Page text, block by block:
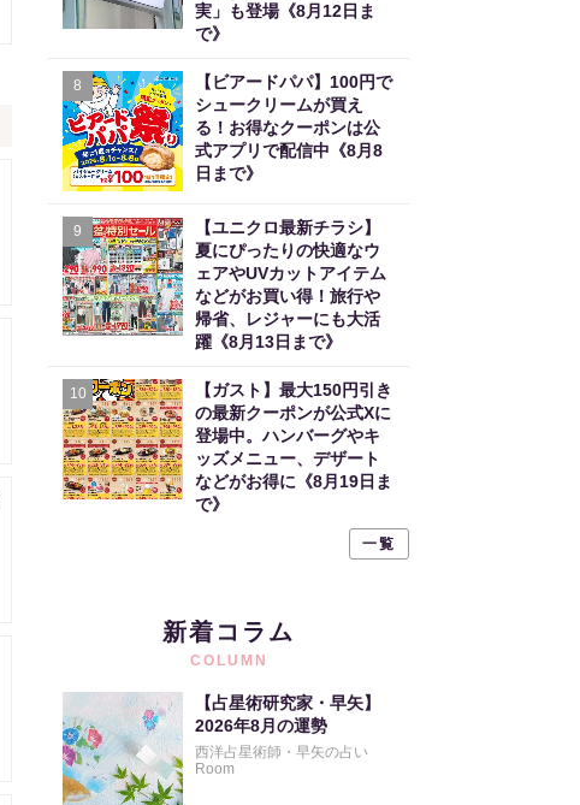
実」も登場《8月12日ま
で》
8
【ビアードパパ】100円で
シュークリームが買え
る！お得なクーポンは公
式アプリで配信中《8月8
日まで》
9
【ユニクロ最新チラシ】
夏にぴったりの快適なウ
ェアやUVカットアイテム
などがお買い得！旅行や
帰省、レジャーにも大活
躍《8月13日まで》
10
【ガスト】最大150円引き
の最新クーポンが公式Xに
登場中。ハンバーグやキ
ッズメニュー、デザート
などがお得に《8月19日ま
で》
一覧
新着コラム
COLUMN
【占星術研究家・早矢】
2026年8月の運勢
西洋占星術師・早矢の占い
Room